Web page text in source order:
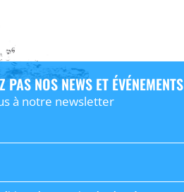
PAS NOS NEWS ET ÉVÉNEMENTS
à notre newsletter